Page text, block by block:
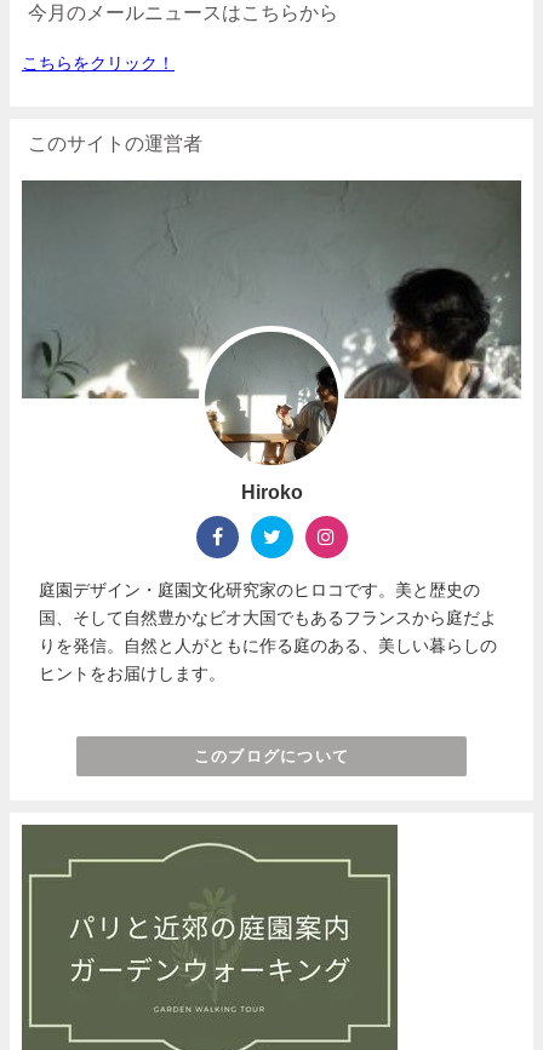
今月のメールニュースはこちらから
こちらをクリック！
このサイトの運営者
Hiroko
庭園デザイン・庭園文化研究家のヒロコです。美と歴史の
国、そして自然豊かなビオ大国でもあるフランスから庭だよ
りを発信。自然と人がともに作る庭のある、美しい暮らしの
ヒントをお届けします。
このブログについて